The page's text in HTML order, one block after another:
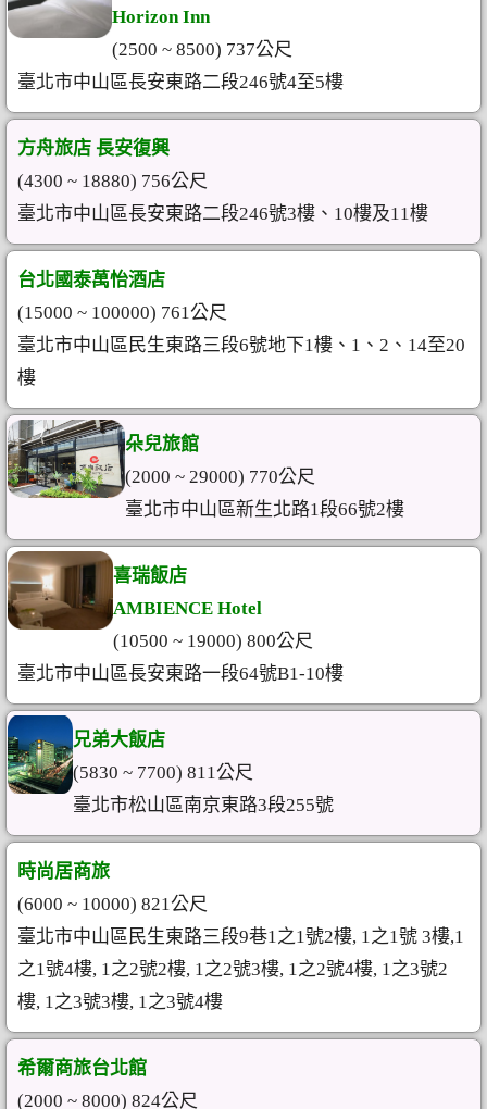
Horizon Inn
(2500 ~ 8500) 737公尺
臺北市中山區長安東路二段246號4至5樓
方舟旅店 長安復興
(4300 ~ 18880) 756公尺
臺北市中山區長安東路二段246號3樓、10樓及11樓
台北國泰萬怡酒店
(15000 ~ 100000) 761公尺
臺北市中山區民生東路三段6號地下1樓、1、2、14至20
樓
朵兒旅館
(2000 ~ 29000) 770公尺
臺北市中山區新生北路1段66號2樓
喜瑞飯店
AMBIENCE Hotel
(10500 ~ 19000) 800公尺
臺北市中山區長安東路一段64號B1-10樓
兄弟大飯店
(5830 ~ 7700) 811公尺
臺北市松山區南京東路3段255號
時尚居商旅
(6000 ~ 10000) 821公尺
臺北市中山區民生東路三段9巷1之1號2樓, 1之1號 3樓,1
之1號4樓, 1之2號2樓, 1之2號3樓, 1之2號4樓, 1之3號2
樓, 1之3號3樓, 1之3號4樓
希爾商旅台北館
(2000 ~ 8000) 824公尺